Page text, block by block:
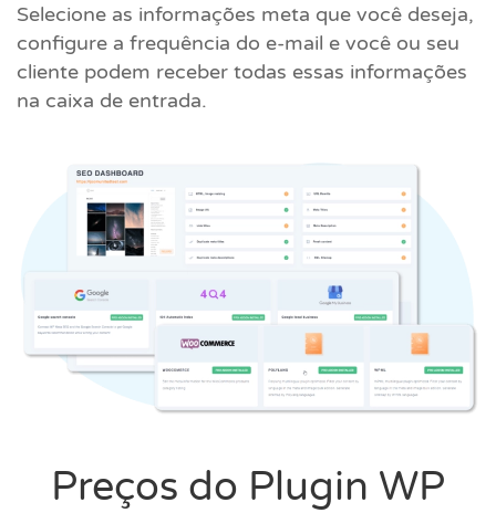
Selecione as informações meta que você deseja,
configure a frequência do e-mail e você ou seu
cliente podem receber todas essas informações
na caixa de entrada.
Preços do Plugin WP